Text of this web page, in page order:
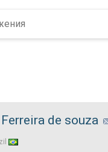
de souza